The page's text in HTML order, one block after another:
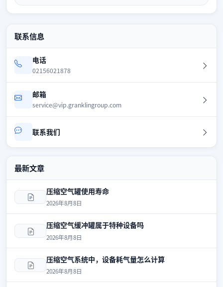
联系信息
电话
02156021878
邮箱
service@vip.granklingroup.com
联系我们
最新文章
压缩空气罐使用寿命
2026年8月8日
压缩空气缓冲罐属于特种设备吗
2026年8月8日
压缩空气系统中，设备耗气量怎么计算
2026年8月8日